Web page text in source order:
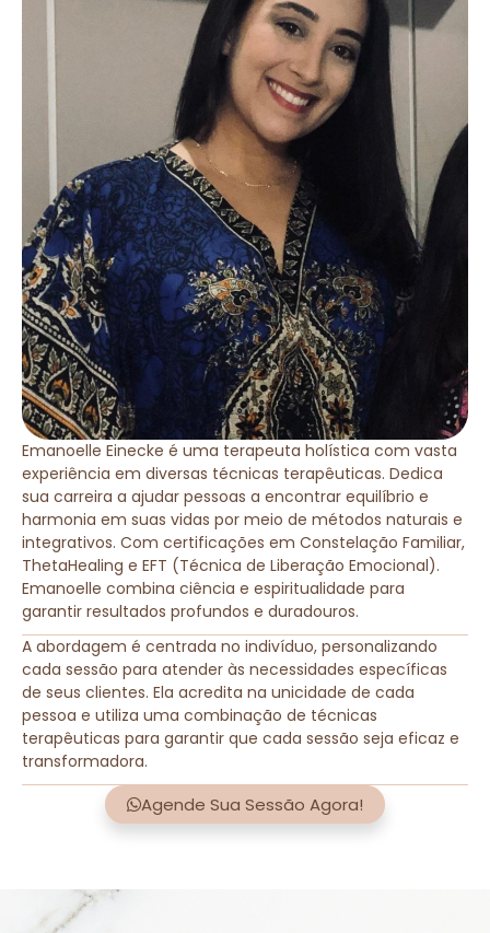
Emanoelle Einecke é uma terapeuta holística com vasta
experiência em diversas técnicas terapêuticas. Dedica
sua carreira a ajudar pessoas a encontrar equilíbrio e
harmonia em suas vidas por meio de métodos naturais e
integrativos. Com certificações em Constelação Familiar,
ThetaHealing e EFT (Técnica de Liberação Emocional).
Emanoelle combina ciência e espiritualidade para
garantir resultados profundos e duradouros.
A abordagem é centrada no indivíduo, personalizando
cada sessão para atender às necessidades específicas
de seus clientes. Ela acredita na unicidade de cada
pessoa e utiliza uma combinação de técnicas
terapêuticas para garantir que cada sessão seja eficaz e
transformadora.
Agende Sua Sessão Agora!